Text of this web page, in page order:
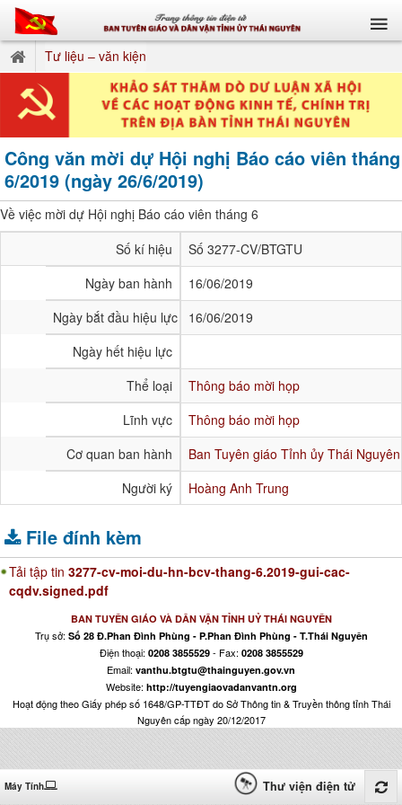
Tư liệu – văn kiện
Công văn mời dự Hội nghị Báo cáo viên tháng
6/2019 (ngày 26/6/2019)
Về việc mời dự Hội nghị Báo cáo viên tháng 6
Số kí hiệu
Số 3277-CV/BTGTU
Ngày ban hành
16/06/2019
Ngày bắt đầu hiệu lực
16/06/2019
Ngày hết hiệu lực
Thể loại
Thông báo mời họp
Lĩnh vực
Thông báo mời họp
Cơ quan ban hành
Ban Tuyên giáo Tỉnh ủy Thái Nguyên
Người ký
Hoàng Anh Trung
File đính kèm
Tải tập tin 3277-cv-moi-du-hn-bcv-thang-6.2019-gui-cac-
cqdv.signed.pdf
BAN TUYÊN GIÁO VÀ DÂN VẬN TỈNH UỶ THÁI NGUYÊN
Trụ sở: Số 28 Đ.Phan Đình Phùng - P.Phan Đình Phùng - T.Thái Nguyên
Điện thoại: 0208 3855529- Fax: 0208 3855529
Email: vanthu.btgtu@thainguyen.gov.vn
Website: http://tuyengiaovadanvantn.org
Hoạt động theo Giấy phép số 1648/GP-TTĐT do Sở Thông tin & Truyền thông tỉnh Thái
Nguyên cấp ngày 20/12/2017
Máy Tính Thư viện điện tử